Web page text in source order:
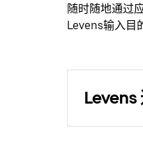
随时随地通过
Levens输入目
Levens